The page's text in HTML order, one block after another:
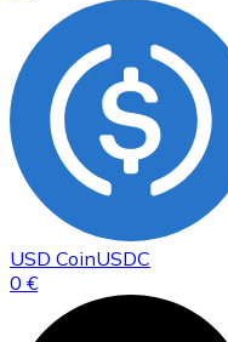
USD CoinUSDC
0 €